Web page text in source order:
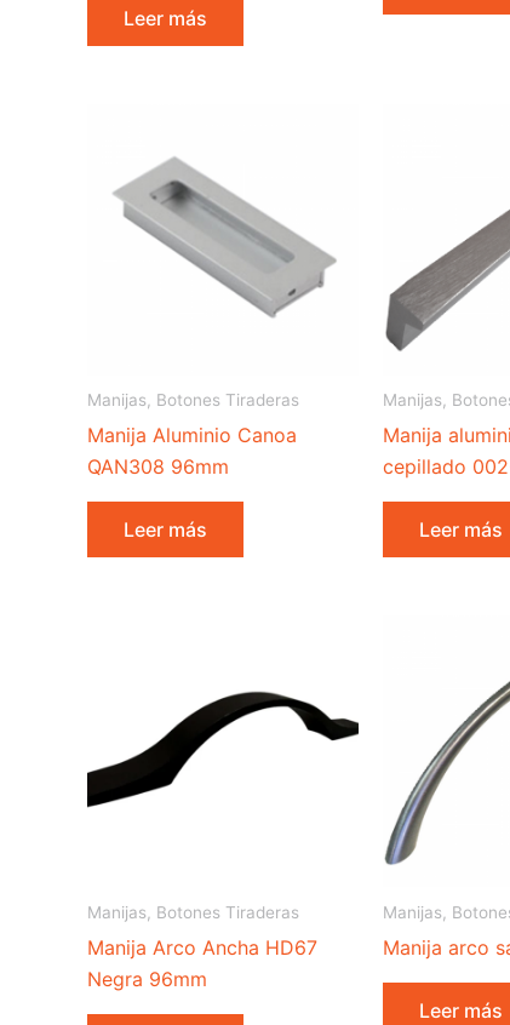
Leer más
Manijas, Botones Tiraderas
Manija Aluminio Canoa
QAN308 96mm
Leer más
Manijas,
Manija
cepillado
Leer más
Manijas, Botones Tiraderas
Manija Arco Ancha HD67
Negra 96mm
Manijas,
Manija arco
Leer más